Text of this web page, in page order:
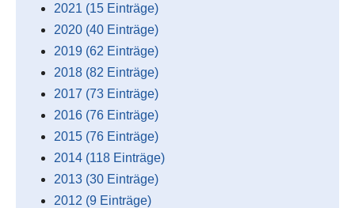
2021 (15 Einträge)
2020 (40 Einträge)
2019 (62 Einträge)
2018 (82 Einträge)
2017 (73 Einträge)
2016 (76 Einträge)
2015 (76 Einträge)
2014 (118 Einträge)
2013 (30 Einträge)
2012 (9 Einträge)